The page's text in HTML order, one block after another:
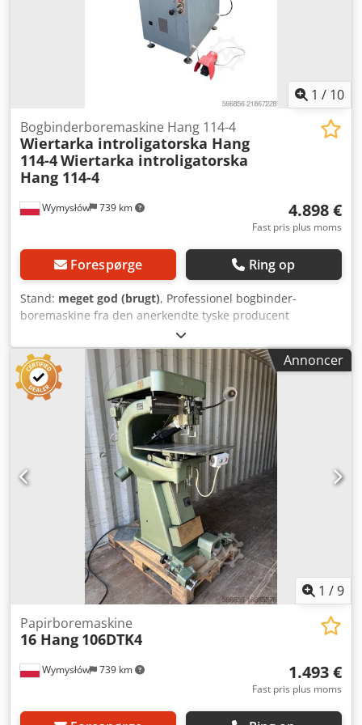
1 / 10
Wymysłów 739 km
Bogbinderboremaskine Hang 114-4
Wiertarka introligatorska Hang
114-4Wiertarka introligatorska
Hang 114-4
4.898 €
Fast pris plus moms
Forespørge Ring op
Stand: meget god (brugt), Professionel bogbinder-
boremaskine fra den anerkendte tyske producent
Constantin Hang Maschinenfabrik Göppingen. Model 114-4
er udstyret med 4 borehoveder beregnet til præcis boring i
papir, dokumenter, kataloger, kalendere og grafiske
materialer. Maskinen anvendes i: • trykkerier, •
bogbinderier, • grafiske virksomheder, • produktion af
mapper og kataloger, • forberedelse af teknisk
dokumentation. Den solide tyske konstruktion sikrer høj
arbejdpræcision og mange års holdbarhed. Chedpfx Adsy
Nm A Reioa Tekniske data: • Fabrikant: Constantin Hang
Maschinenfabrik • Model: 114-4 • Antal hoveder: 4 •
Justerbar afstand mellem hoveder • Justerbart arbejdsbord
• Fodbetjening – pedal • Sikkerhedsafdækning • Made in
Annoncer
1 /9
Wymysłów 739 km
Papirboremaskine
16 Hang 106DTK4
1.493 €
Fast pris plus moms